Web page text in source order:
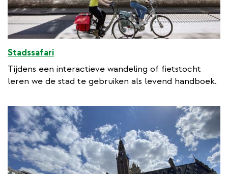
Stadssafari
Tijdens een interactieve wandeling of fietstocht
leren we de stad te gebruiken als levend handboek.